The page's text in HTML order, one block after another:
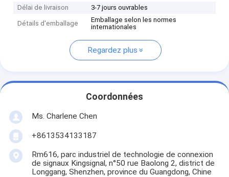
Délai de livraison 3-7 jours ouvrables
Détails d'emballage
Emballage selon les normes
internationales
Regardez plus
Coordonnées
Ms. Charlene Chen
+8613534133187
Rm616, parc industriel de technologie de connexion
de signaux Kingsignal, n°50 rue Baolong 2, district de
Longgang, Shenzhen, province du Guangdong, Chine